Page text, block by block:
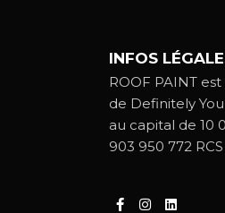
INFOS
ROOF PAINT
de Definitely
au capital de 10
903 950 772